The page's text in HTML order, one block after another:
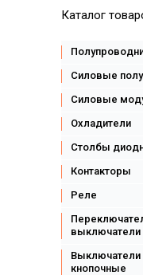
Каталог
Силовые
Силовые
Охладители
Столбы
Контакторы
Реле
выключатели
Выключатели
кнопочные